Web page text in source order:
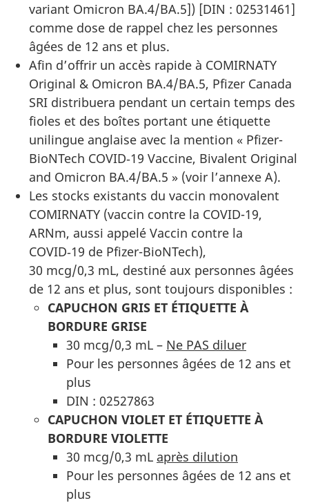
variant Omicron BA.4/BA.5]) [DIN : 02531461]
comme dose de rappel chez les personnes
âgées de 12 ans et plus.
Afin d’offrir un accès rapide à COMIRNATY
Original & Omicron BA.4/BA.5, Pfizer Canada
SRI distribuera pendant un certain temps des
fioles et des boîtes portant une étiquette
unilingue anglaise avec la mention « Pfizer-
BioNTech COVID‑19 Vaccine, Bivalent Original
and Omicron BA.4/BA.5 » (voir l’annexe A).
Les stocks existants du vaccin monovalent
COMIRNATY (vaccin contre la COVID-19,
ARNm, aussi appelé Vaccin contre la
COVID‑19 de Pfizer-BioNTech),
30 mcg/0,3 mL, destiné aux personnes âgées
de 12 ans et plus, sont toujours disponibles :
CAPUCHON GRIS ET ÉTIQUETTE À
BORDURE GRISE
30 mcg/0,3 mL – Ne PAS diluer
Pour les personnes âgées de 12 ans et
plus
DIN : 02527863
CAPUCHON VIOLET ET ÉTIQUETTE À
BORDURE VIOLETTE
30 mcg/0,3 mL après dilution
Pour les personnes âgées de 12 ans et
plus